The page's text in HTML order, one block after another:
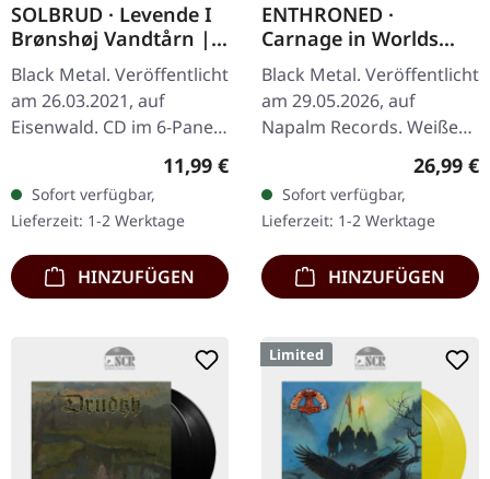
SOLBRUD · Levende I
Brønshøj Vandtårn |
DIGIPAK CD+DVD
Black Metal. Veröffentlicht
am 26.03.2021, auf
Eisenwald. CD im 6-Panel
Digipak mit DVD. Das
Digipak identifiziert
fälschlicherweise den
Inhalt als…
Regulärer Preis:
11,99 €
Sofort verfügbar,
Lieferzeit: 1-2 Werktage
HINZUFÜGEN
ENTHRONED ·
Carnage in Worlds
Beyond | WHITE LP
Black Metal. Veröffentlicht
am 29.05.2026, auf
Napalm Records. Weißes
Vinyl im Gatefold-Cover.
Exemplare. Belgischer
Black Metal…
26,99 €
Sofort verfügbar,
Lieferzeit: 1-2 Werktage
HINZUFÜGEN
Limited